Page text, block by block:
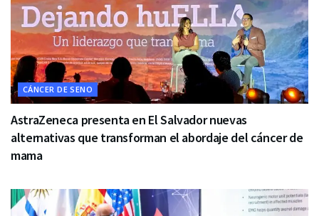
CÁNCER DE SENO
AstraZeneca presenta en El Salvador nuevas
alternativas que transforman el abordaje del cáncer de
mama